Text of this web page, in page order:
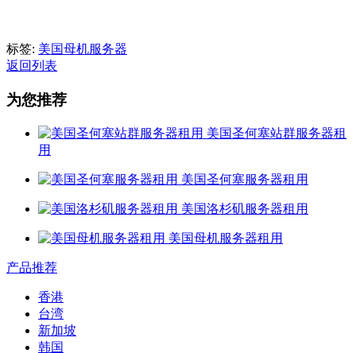
标签: 美国母机服务器
返回列表
为您推荐
美国圣何塞站群服务器租
用
美国圣何塞服务器租用
美国洛杉矶服务器租用
美国母机服务器租用
产品推荐
香港
台湾
新加坡
韩国